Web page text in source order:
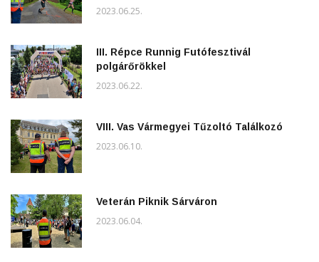
2023.06.25.
III. Répce Runnig Futófesztivál
polgárőrökkel
2023.06.22.
VIII. Vas Vármegyei Tűzoltó Találkozó
2023.06.10.
Veterán Piknik Sárváron
2023.06.04.